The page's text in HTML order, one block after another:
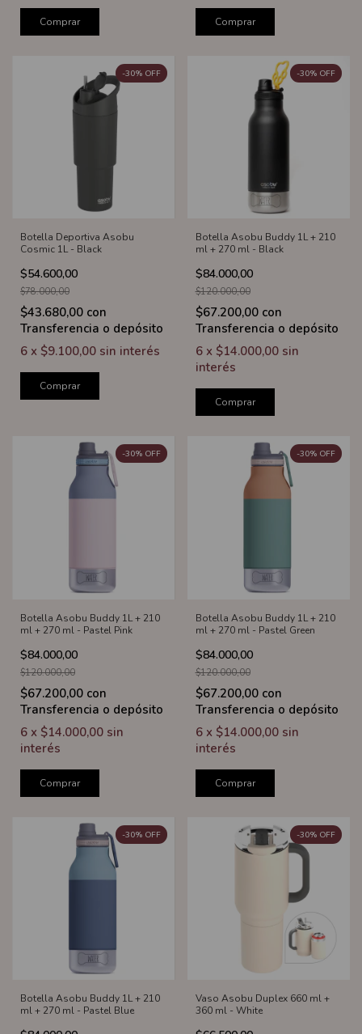
Comprar Comprar
Botella Deportiva Asobu
Cosmic 1L - Black
$54.600,00
-30% OFF
$78.000,00
$43.680,00 con
Transferencia o depósito
6 x $9.100,00 sin interés
Comprar
Botella Asobu Buddy 1L + 210
ml + 270 ml - Black
$84.000,00
-30% OFF
$120.000,00
$67.200,00 con
Transferencia o depósito
6 x $14.000,00 sin
interés
Comprar
Botella Asobu Buddy 1L + 210
ml + 270 ml - Pastel Pink
$84.000,00
-30% OFF
$120.000,00
$67.200,00 con
Transferencia o depósito
6 x $14.000,00 sin
interés
Comprar
Botella Asobu Buddy 1L + 210
ml + 270 ml - Pastel Green
$84.000,00
-30% OFF
$120.000,00
$67.200,00 con
Transferencia o depósito
6 x $14.000,00 sin
interés
Comprar
Botella Asobu Buddy 1L + 210
ml + 270 ml - Pastel Blue
-30% OFF
Vaso Asobu Duplex 660 ml +
360 ml - White
-30% OFF